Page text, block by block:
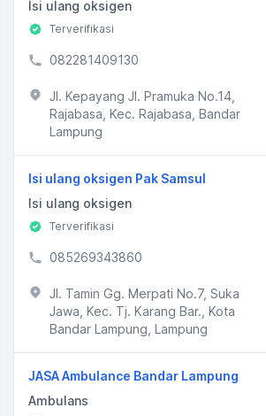
Isi ulang oksigen
Terverifikasi
082281409130
Jl. Kepayang Jl. Pramuka No.14,
Rajabasa, Kec. Rajabasa, Bandar
Lampung
Isi ulang oksigen Pak Samsul
Isi ulang oksigen
Terverifikasi
085269343860
Jl. Tamin Gg. Merpati No.7, Suka
Jawa, Kec. Tj. Karang Bar., Kota
Bandar Lampung, Lampung
JASA Ambulance Bandar Lampung
Ambulans